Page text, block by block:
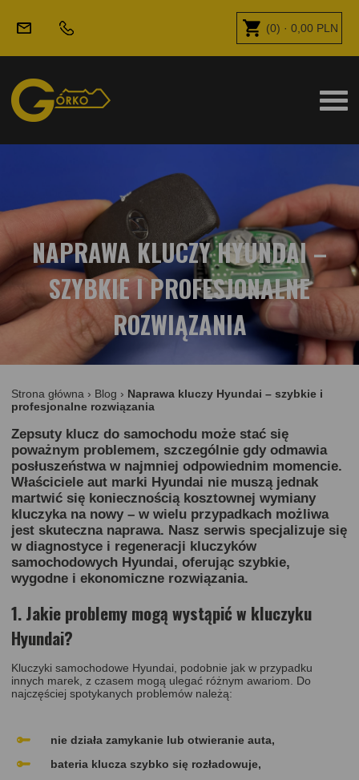
(0) · 0,00 PLN
NAPRAWA KLUCZY HYUNDAI –
SZYBKIE I PROFESJONALNE
ROZWIĄZANIA
Strona główna › Blog › Naprawa kluczy Hyundai – szybkie i
profesjonalne rozwiązania
Zepsuty klucz do samochodu może stać się
poważnym problemem, szczególnie gdy odmawia
posłuszeństwa w najmniej odpowiednim momencie.
Właściciele aut marki Hyundai nie muszą jednak
martwić się koniecznością kosztownej wymiany
kluczyka na nowy – w wielu przypadkach możliwa
jest skuteczna naprawa. Nasz serwis specjalizuje się
w diagnostyce i regeneracji kluczyków
samochodowych Hyundai, oferując szybkie,
wygodne i ekonomiczne rozwiązania.
1. Jakie problemy mogą wystąpić w kluczyku
Hyundai?
Kluczyki samochodowe Hyundai, podobnie jak w przypadku
innych marek, z czasem mogą ulegać różnym awariom. Do
najczęściej spotykanych problemów należą:
nie działa zamykanie lub otwieranie auta,
bateria klucza szybko się rozładowuje,